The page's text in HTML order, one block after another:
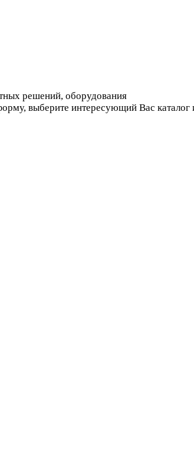
решений, оборудования
выберите интересующий Вас